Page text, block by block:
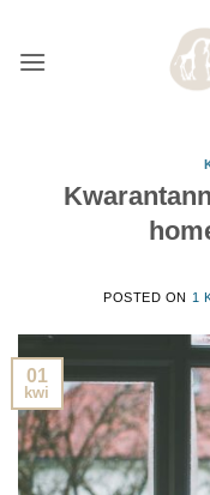
treści
POSTED ON 1
01
kwi